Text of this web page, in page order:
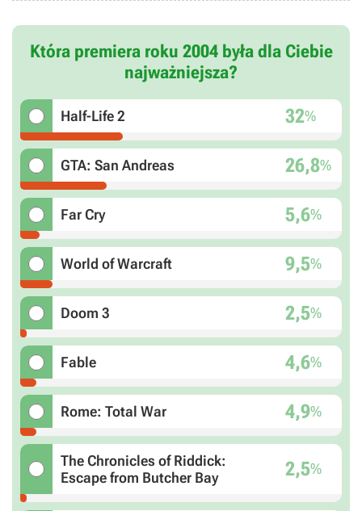
Która premiera roku 2004 była dla Ciebie
najważniejsza?
Half-Life 2 32%
GTA: San Andreas 26,8%
Far Cry 5,6%
World of Warcraft 9,5%
Doom 3 2,5%
Fable 4,6%
Rome: Total War 4,9%
The Chronicles of Riddick:
Escape from Butcher Bay
2,5%